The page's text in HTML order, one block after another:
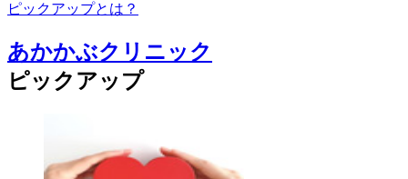
ピックアップとは？
あかかぶクリニック
ピックアップ